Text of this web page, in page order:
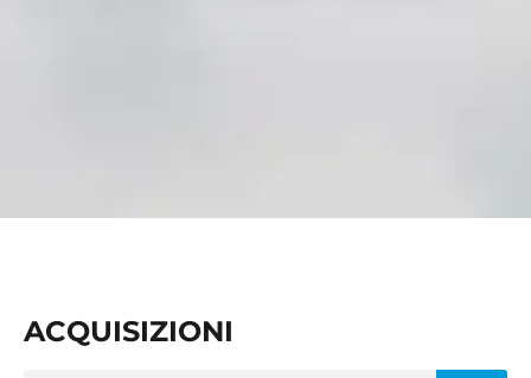
ACQUISIZIONI